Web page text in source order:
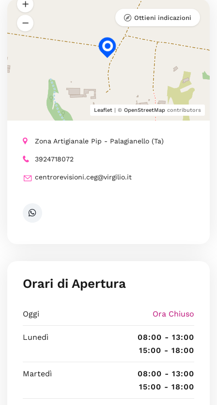
Leaflet | © OpenStreetMap contributors
Ottieni indicazioni
Zona Artigianale Pip - Palagianello (Ta)
3924718072
centrorevisioni.ceg@virgilio.it
Orari di Apertura
Oggi Ora Chiuso
Lunedì
08:00 - 13:00
15:00 - 18:00
Martedì
08:00 - 13:00
15:00 - 18:00